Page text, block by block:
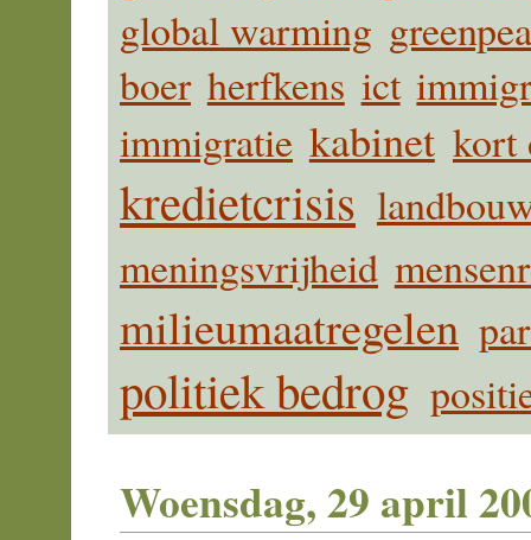
global warming
boer herfkens ict
immigratie kabinet kort
kredietcrisis
meningsvrijheid
milieumaatregelen
politiek bedrog
Woensdag, 29 april